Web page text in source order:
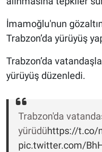
İmamoğlu'nun
Trabzon’da yürüyüş
Trabzon’da
yürüyüş düzenledi.
Trabzon'da
yürüdühttps://t.co/
pic.twitter.com/
Gündem Özel
Haber
İlan
Kimdir
Koronavirüs